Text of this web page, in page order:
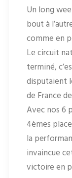
Un long
bout à
comme en
Le circuit
terminé,
disputaient
de France
Avec nos 6
4èmes
la
invaincue
victoire en